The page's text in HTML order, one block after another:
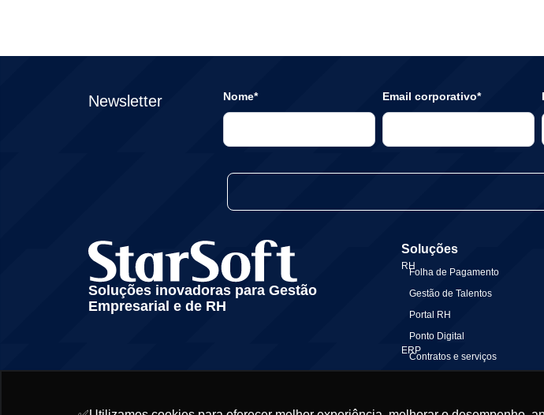
Newsletter Nome* Email corporativo*
Soluções inovadoras para Gestão
Empresarial e de RH
Soluções
RH
Folha de Pagamento
Gestão de Talentos
Portal RH
Ponto Digital
ERP
Contratos e serviços